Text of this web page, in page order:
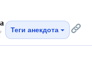
Теги анекдота